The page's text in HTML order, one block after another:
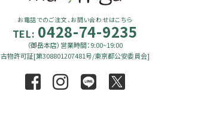
お電話でのご注文、お問い合わせはこちら
TEL: 0428-74-9235
（御岳本店）営業時間：9:00~19:00
古物許可証[第308801207481号/東京都公安委員会]